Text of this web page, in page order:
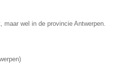
maar wel in de provincie Antwerpen.
)